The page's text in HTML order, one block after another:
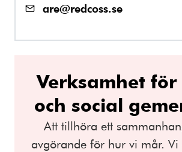
are@redcoss.se
Verksamhet för
och social
Att tillhöra ett
avgörande för hur vi mår.